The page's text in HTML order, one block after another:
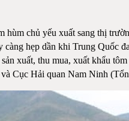
chủ yếu xuất sang thị
hẹp dần khi Trung Quốc
xuất, thu mua, xuất khẩu
Cục Hải quan Nam Ninh